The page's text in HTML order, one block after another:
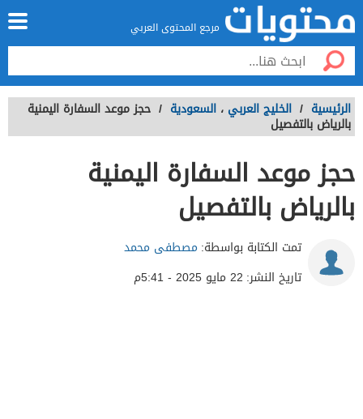
مرجع المحتوى العربي
الرئيسية / الخليج العربي ، السعودية / حجز موعد السفارة اليمنية
بالرياض بالتفصيل
حجز موعد السفارة اليمنية
بالرياض بالتفصيل
تمت الكتابة بواسطة: مصطفى محمد
تاريخ النشر: 22 مايو 2025 - 5:41م